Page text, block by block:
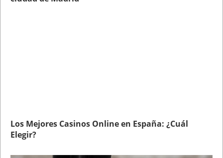
Los Mejores Casinos Online en España: ¿Cuál
Elegir?